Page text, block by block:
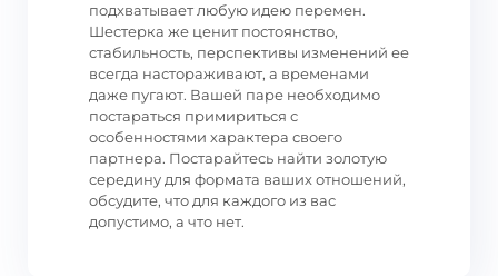
подхватывает любую идею перемен.
Шестерка же ценит постоянство,
стабильность, перспективы изменений ее
всегда настораживают, а временами
даже пугают. Вашей паре необходимо
постараться примириться с
особенностями характера своего
партнера. Постарайтесь найти золотую
середину для формата ваших отношений,
обсудите, что для каждого из вас
допустимо, а что нет.